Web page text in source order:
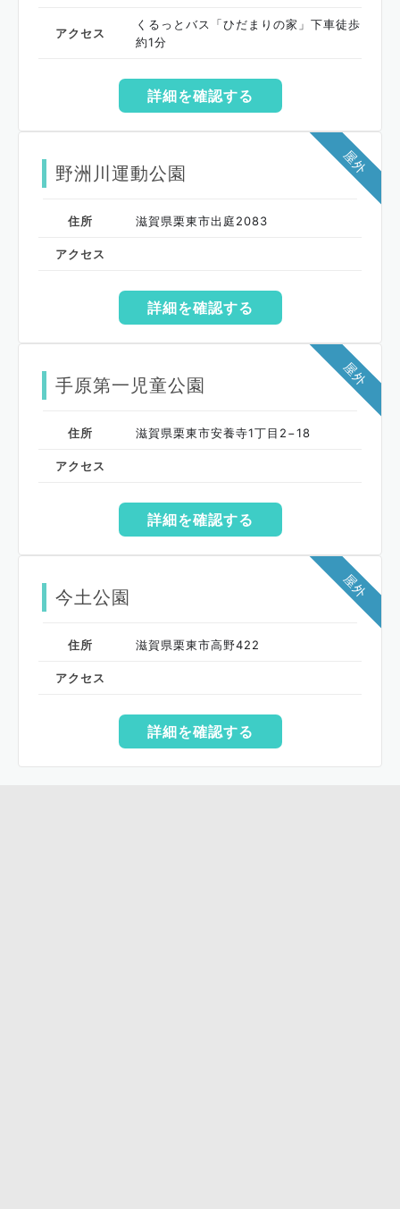
アクセス
くるっとバス「ひだまりの家」下車徒歩
約1分
詳細を確認する
屋外
野洲川運動公園
住所 滋賀県栗東市出庭2083
アクセス
詳細を確認する
屋外
手原第一児童公園
住所 滋賀県栗東市安養寺1丁目2−18
アクセス
詳細を確認する
屋外
今土公園
住所 滋賀県栗東市高野422
アクセス
詳細を確認する